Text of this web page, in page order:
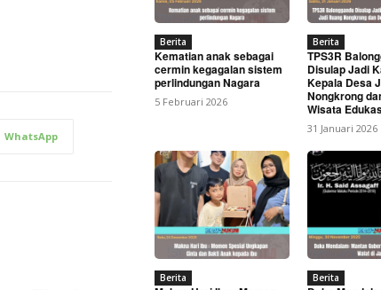
AD Kabupaten Karo Periode 2026–2031
WhatsApp
Berita
Kematian anak sebagai
cermin kegagalan sistem
perlindungan Nagara
5 Februari 2026
Berita
TPS3R
Disulap Jadi
Kepala Desa
Nongkrong
Wisata
31 Januari 2026
Berita Berita